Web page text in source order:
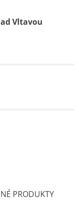
Vltavou
PRODUKTY